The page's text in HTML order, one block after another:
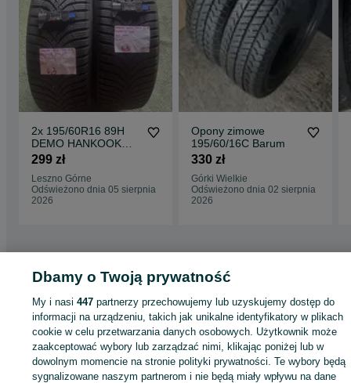
2x 195/60R16 89H
DEMO HANKOOK
WINTER I*cept RS2
3PMSF
299 zł
Leszno Górne
Odświeżono dnia 05 sierpnia
2026
Opony zimowe
195/60/16C Barum
330 zł
Górki Wielkie
Odświeżono dnia 02 sierpnia
2026
Strona główna Motoryzacja Opony i Felgi Opony
Opony - Widzew
KATEGORIA
1044520902 Wyświetlenia:
Dbamy o Twoją prywatność
My i nasi447 partnerzy przechowujemy lub uzyskujemy dostęp do
informacji na urządzeniu, takich jak unikalne identyfikatory w plikach
cookie w celu przetwarzania danych osobowych. Użytkownik może
zaakceptować wybory lub zarządzać nimi, klikając poniżej lub w
dowolnym momencie na stronie polityki prywatności. Te wybory będą
sygnalizowane naszym partnerom i nie będą miały wpływu na dane